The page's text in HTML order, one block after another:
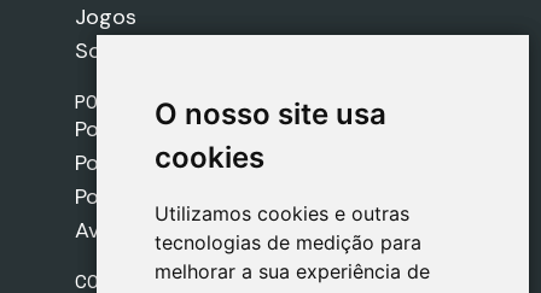
O nosso site usa
cookies
Utilizamos cookies e outras
tecnologias de medição para
melhorar a sua experiência de
O nosso site usa
cookies
Utilizamos cookies e outras
tecnologias de medição para
melhorar a sua experiência de
Jogos
Sobre nós
POLÍTICAS
Política de Envios
Política de Cookies
Política de Privacidade
Aviso Legal
CONTACTO